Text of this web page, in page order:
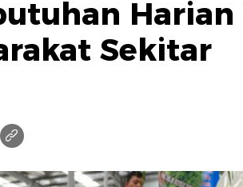
Harian
Sekitar